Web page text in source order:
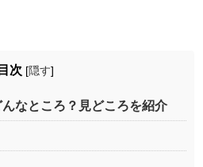
目次 [隠す]
なところ？見どころを紹介